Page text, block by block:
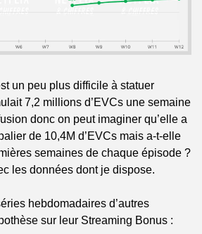
un peu plus difficile à statuer
7,2 millions d’EVCs une semaine
donc on peut imaginer qu’elle a
de 10,4M d’EVCs mais a-t-elle
semaines de chaque épisode ?
les données dont je dispose.
hebdomadaires d’autres
sur leur Streaming Bonus :